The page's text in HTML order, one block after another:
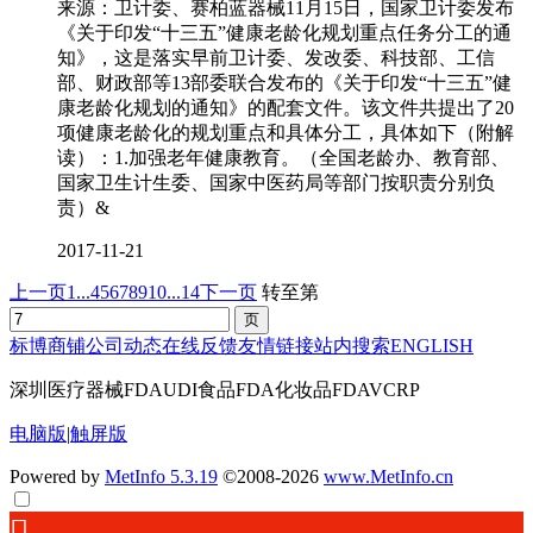
来源：卫计委、赛柏蓝器械11月15日，国家卫计委发布
《关于印发“十三五”健康老龄化规划重点任务分工的通
知》，这是落实早前卫计委、发改委、科技部、工信
部、财政部等13部委联合发布的《关于印发“十三五”健
康老龄化规划的通知》的配套文件。该文件共提出了20
项健康老龄化的规划重点和具体分工，具体如下（附解
读）：1.加强老年健康教育。（全国老龄办、教育部、
国家卫生计生委、国家中医药局等部门按职责分别负
责）&
2017-11-21
上一页1...45678910...14下一页 转至第
标博商铺公司动态在线反馈友情链接站内搜索ENGLISH
深圳医疗器械FDAUDI食品FDA化妆品FDAVCRP
电脑版|触屏版
Powered by MetInfo 5.3.19 ©2008-2026 www.MetInfo.cn